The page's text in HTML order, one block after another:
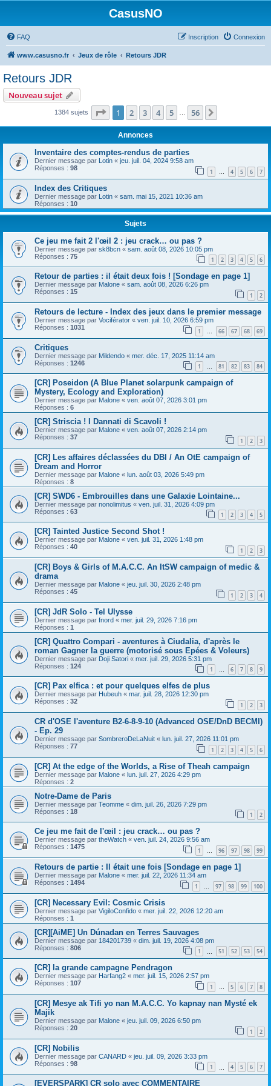
CasusNO
FAQ Connexion
Inscription
www.casusno.fr Jeux de rôle Retours JDR
Retours JDR
Nouveau sujet
1384 sujets Page 1sur56
1 2 3 4 5 56
Annonces
Inventaire des comptes-rendus de parties
Dernier message par Lotin « jeu. juil. 04, 2024 9:58 am
Réponses : 98 1 … 4 5 6 7
Index des Critiques
Dernier message par Lotin « sam. mai 15, 2021 10:36 am
Réponses : 10
Sujets
Ce jeu me fait 2 l'œil 2 : jeu crack… ou pas ?
Dernier message par sk8bcn « sam. août 08, 2026 10:05 pm
Réponses : 75 1 2 3 4 5 6
Retour de parties : il était deux fois ! [Sondage en page 1]
Dernier message par Malone « sam. août 08, 2026 6:26 pm
Réponses : 15 1 2
Retours de lecture - Index des jeux dans le premier message
Dernier message par Vociférator « ven. juil. 10, 2026 6:59 pm
Réponses : 1031 1 … 66 67 68 69
Critiques
Dernier message par Mildendo « mer. déc. 17, 2025 11:14 am
Réponses : 1246 1 81 82 83 84
[CR] Poseidon (A Blue Planet solarpunk campaign of
Mystery, Ecology and Exploration)
Dernier message par Malone « ven. août 07, 2026 3:01 pm
Réponses : 6
[CR] Striscia ! I Dannati di Scavoli !
Dernier message par Malone « ven. août 07, 2026 2:14 pm
Réponses : 37 1 2 3
[CR] Les affaires déclassées du DBI / An OtE campaign of
Dream and Horror
Dernier message par Malone « lun. août 03, 2026 5:49 pm
Réponses : 8
[CR] SWD6 - Embrouilles dans une Galaxie Lointaine...
Dernier message par nonolimitus « ven. juil. 31, 2026 4:09 pm
Réponses : 63 1 2 3 4 5
[CR] Tainted Justice Second Shot !
Dernier message par Malone « ven. juil. 31, 2026 1:48 pm
Réponses : 40 1 2 3
[CR] Boys & Girls of M.A.C.C. An ItSW campaign of medic &
drama
Dernier message par Malone « jeu. juil. 30, 2026 2:48 pm
Réponses : 45 1 2 3 4
[CR] JdR Solo - Tel Ulysse
Dernier message par fnord « mer. juil. 29, 2026 7:16 pm
Réponses : 1
[CR] Quattro Compari - aventures à Ciudalia, d'après le
roman Gagner la guerre (motorisé sous Epées & Voleurs)
Dernier message par Doji Satori « mer. juil. 29, 2026 5:31 pm
Réponses : 124 1 6 7 8 9
[CR] Pax elfica : et pour quelques elfes de plus
Dernier message par Hubeuh « mar. juil. 28, 2026 12:30 pm
Réponses : 32 1 2 3
CR d'OSE l'aventure B2-6-8-9-10 (Advanced OSE/DnD BECMI)
- Ep. 29
Dernier message par SombreroDeLaNuit « lun. juil. 27, 2026 11:01 pm
Réponses : 77 1 2 3 4 5 6
[CR] At the edge of the Worlds, a Rise of Theah campaign
Dernier message par Malone « lun. juil. 27, 2026 4:29 pm
Réponses : 2
Notre-Dame de Paris
Dernier message par Teomme « dim. juil. 26, 2026 7:29 pm
Réponses : 18 1 2
Ce jeu me fait de l'œil : jeu crack… ou pas ?
Dernier message par theWatch « ven. juil. 24, 2026 9:56 am
Réponses : 1475 1 … 96 97 98 99
Retours de partie : Il était une fois [Sondage en page 1]
Dernier message par Malone « mer. juil. 22, 2026 11:34 am
Réponses : 1494 1 … 97 98 99 100
[CR] Necessary Evil: Cosmic Crisis
Dernier message par VigiloConfido « mer. juil. 22, 2026 12:20 am
Réponses : 1
[CR][AiME] Un Dúnadan en Terres Sauvages
Dernier message par 184201739 « dim. juil. 19, 2026 4:08 pm
Réponses : 806 1 51 52 53 54
[CR] la grande campagne Pendragon
Dernier message par Harfang2 « mer. juil. 15, 2026 2:57 pm
Réponses : 107 1 … 5 6 7 8
[CR] Mesye ak Tifi yo nan M.A.C.C. Yo kapnay nan Mysté ek
Majik
Dernier message par Malone « jeu. juil. 09, 2026 6:50 pm
Réponses : 20 1 2
[CR] Nobilis
Dernier message par CANARD « jeu. juil. 09, 2026 3:33 pm
Réponses : 98 1 4 5 6 7
[EVERSPARK] CR solo avec COMMENTAIRE